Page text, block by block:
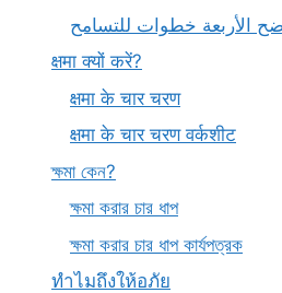
الأربعة خطوات للتسامح
क्षमा क्यों करें?
क्षमा के चार चरण
क्षमा के चार चरण वर्कशीट
ক্ষমা কেন?
ক্ষমা করার চার ধাপ
ক্ষমা করার চার ধাপ কার্যপত্রক
ทำไมถึงให้อภัย